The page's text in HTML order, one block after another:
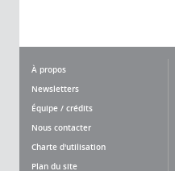
À propos
Newsletters
Équipe / crédits
Nous contacter
Charte d'utilisation
Plan du site